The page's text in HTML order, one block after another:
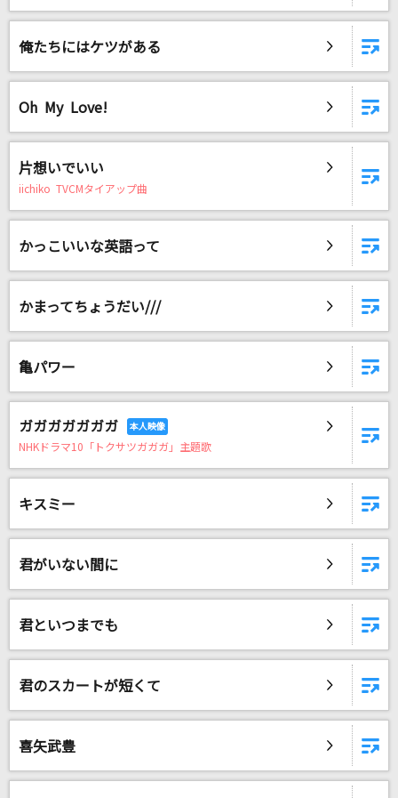
俺たちにはケツがある
Oh My Love!
片想いでいい
iichiko TVCMタイアップ曲
かっこいいな英語って
かまってちょうだい///
亀パワー
ガガガガガガガ
NHKドラマ10「トクサツガガガ」主題歌
キスミー
君がいない間に
君といつまでも
君のスカートが短くて
喜矢武豊